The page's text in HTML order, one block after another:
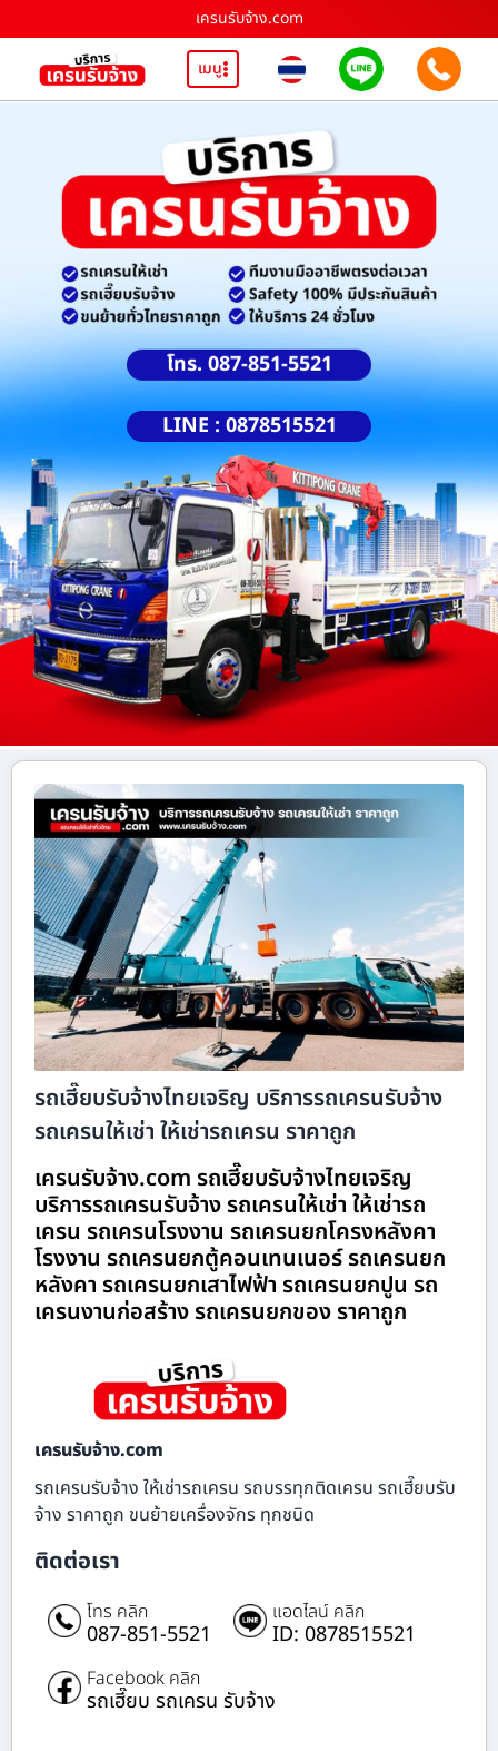
เครนรับจ้าง.com
เมนู
โทร. 087-851-5521
LINE : 0878515521
รถเฮี๊ยบรับจ้างไทยเจริญ บริการรถเครนรับจ้าง
รถเครนให้เช่า ให้เช่ารถเครน ราคาถูก
เครนรับจ้าง.com รถเฮี๊ยบรับจ้างไทยเจริญ
บริการรถเครนรับจ้าง รถเครนให้เช่า ให้เช่ารถ
เครน รถเครนโรงงาน รถเครนยกโครงหลังคา
โรงงาน รถเครนยกตู้คอนเทนเนอร์ รถเครนยก
หลังคา รถเครนยกเสาไฟฟ้า รถเครนยกปูน รถ
เครนงานก่อสร้าง รถเครนยกของ ราคาถูก
เครนรับจ้าง.com
รถเครนรับจ้าง ให้เช่ารถเครน รถบรรทุกติดเครน รถเฮี๊ยบรับ
จ้าง ราคาถูก ขนย้ายเครื่องจักร ทุกชนิด
ติดต่อเรา
โทร คลิก
087-851-5521
แอดไลน์ คลิก
ID: 0878515521
Facebook คลิก
รถเฮี๊ยบ รถเครน รับจ้าง